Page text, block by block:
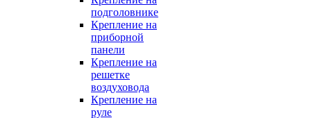
подголовнике
Крепление на
приборной
панели
Крепление на
решетке
воздуховода
Крепление на
руле